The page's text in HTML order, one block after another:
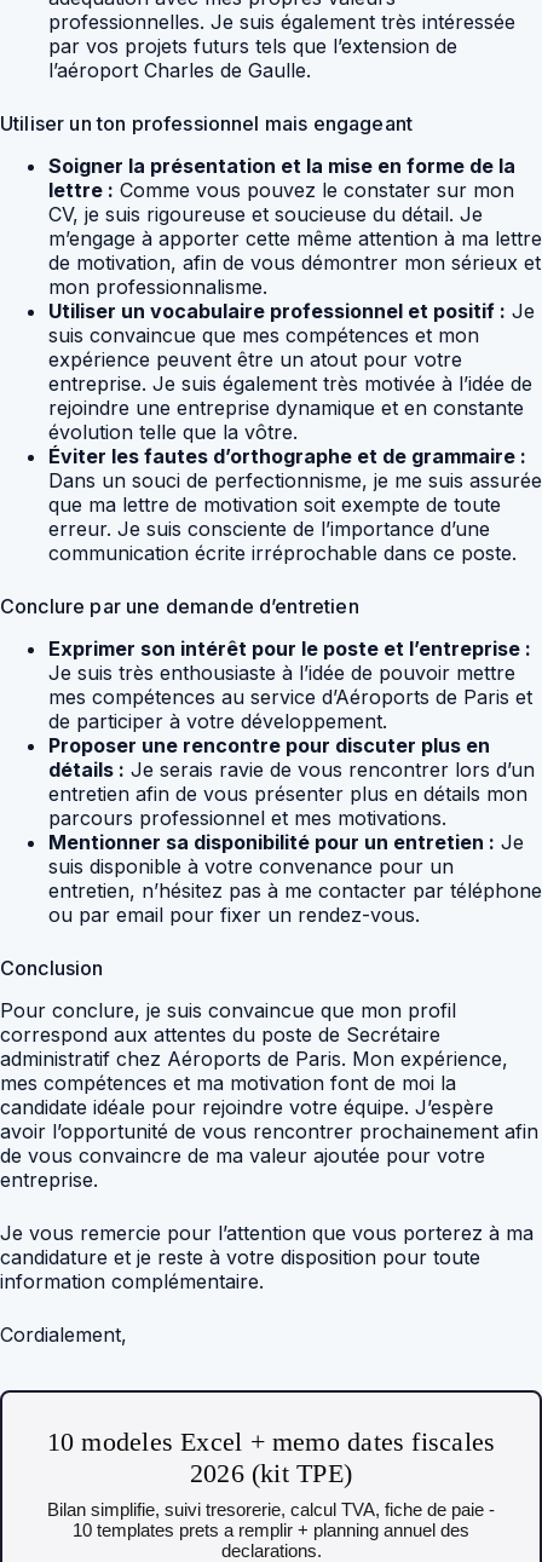
professionnelles. Je suis également très intéressée
par vos projets futurs tels que l’extension de
l’aéroport Charles de Gaulle.
Utiliser un ton professionnel mais engageant
Soigner la présentation et la mise en forme de la
lettre : Comme vous pouvez le constater sur mon
CV, je suis rigoureuse et soucieuse du détail. Je
m’engage à apporter cette même attention à ma lettre
de motivation, afin de vous démontrer mon sérieux et
mon professionnalisme.
Utiliser un vocabulaire professionnel et positif : Je
suis convaincue que mes compétences et mon
expérience peuvent être un atout pour votre
entreprise. Je suis également très motivée à l’idée de
rejoindre une entreprise dynamique et en constante
évolution telle que la vôtre.
Éviter les fautes d’orthographe et de grammaire :
Dans un souci de perfectionnisme, je me suis assurée
que ma lettre de motivation soit exempte de toute
erreur. Je suis consciente de l’importance d’une
communication écrite irréprochable dans ce poste.
Conclure par une demande d’entretien
Exprimer son intérêt pour le poste et l’entreprise :
Je suis très enthousiaste à l’idée de pouvoir mettre
mes compétences au service d’Aéroports de Paris et
de participer à votre développement.
Proposer une rencontre pour discuter plus en
détails : Je serais ravie de vous rencontrer lors d’un
entretien afin de vous présenter plus en détails mon
parcours professionnel et mes motivations.
Mentionner sa disponibilité pour un entretien : Je
suis disponible à votre convenance pour un
entretien, n’hésitez pas à me contacter par téléphone
ou par email pour fixer un rendez-vous.
Conclusion
Pour conclure, je suis convaincue que mon profil
correspond aux attentes du poste de Secrétaire
administratif chez Aéroports de Paris. Mon expérience,
mes compétences et ma motivation font de moi la
candidate idéale pour rejoindre votre équipe. J’espère
avoir l’opportunité de vous rencontrer prochainement afin
de vous convaincre de ma valeur ajoutée pour votre
entreprise.
Je vous remercie pour l’attention que vous porterez à ma
candidature et je reste à votre disposition pour toute
information complémentaire.
Cordialement,
10 modeles Excel + memo dates fiscales
2026 (kit TPE)
Bilan simplifie, suivi tresorerie, calcul TVA, fiche de paie -
10 templates prets a remplir + planning annuel des
declarations.